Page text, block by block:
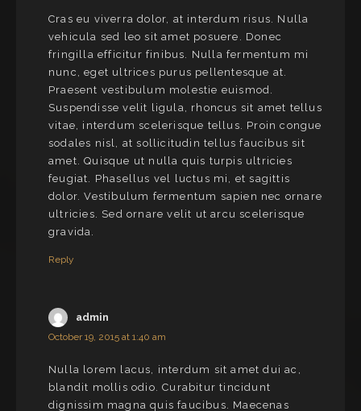
Cras eu viverra dolor, at interdum risus. Nulla
vehicula sed leo sit amet posuere. Donec
fringilla efficitur finibus. Nulla fermentum mi
nunc, eget ultrices purus pellentesque at.
Praesent vestibulum molestie euismod.
Suspendisse velit ligula, rhoncus sit amet tellus
vitae, interdum scelerisque tellus. Proin congue
sodales nisl, at sollicitudin tellus faucibus sit
amet. Quisque ut nulla quis turpis ultricies
feugiat. Phasellus vel luctus mi, et sagittis
dolor. Vestibulum fermentum sapien nec ornare
ultricies. Sed ornare velit ut arcu scelerisque
gravida.
Reply
admin
October 19, 2015 at 1:40 am
Nulla lorem lacus, interdum sit amet dui ac,
blandit mollis odio. Curabitur tincidunt
dignissim magna quis faucibus. Maecenas